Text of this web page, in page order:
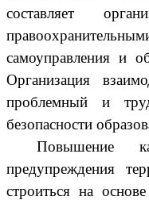
составляет
самоуправления и
Организация
проблемный и
безопасности
Повышение
предупреждения
строиться на